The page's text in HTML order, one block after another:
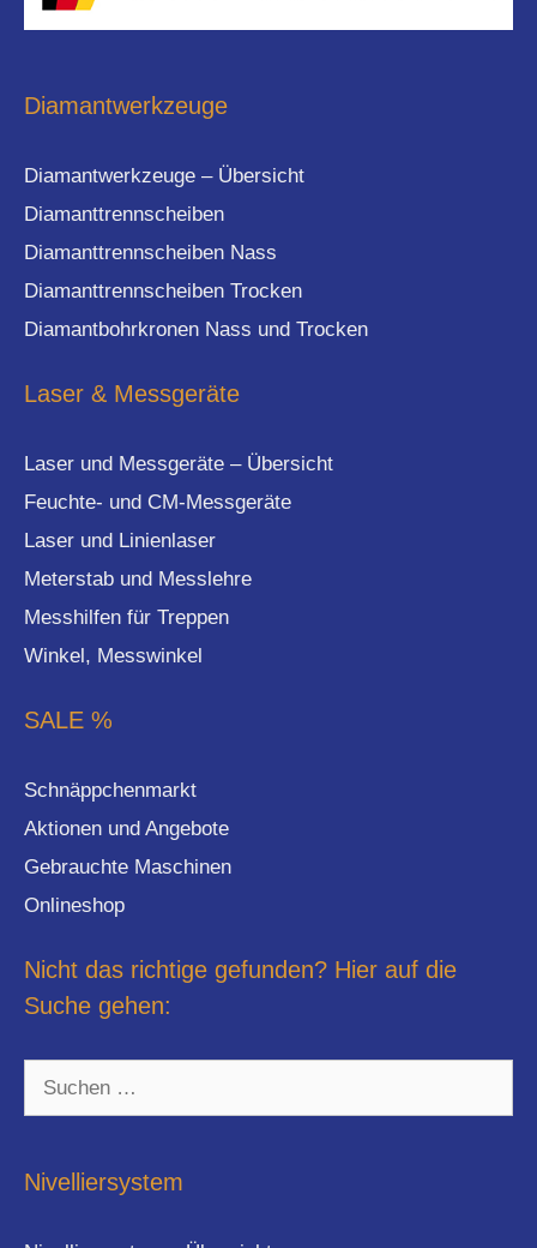
Diamantwerkzeuge
Diamantwerkzeuge – Übersicht
Diamanttrennscheiben
Diamanttrennscheiben Nass
Diamanttrennscheiben Trocken
Diamantbohrkronen Nass und Trocken
Laser & Messgeräte
Laser und Messgeräte – Übersicht
Feuchte- und CM-Messgeräte
Laser und Linienlaser
Meterstab und Messlehre
Messhilfen für Treppen
Winkel, Messwinkel
SALE %
Schnäppchenmarkt
Aktionen und Angebote
Gebrauchte Maschinen
Onlineshop
Nicht das richtige gefunden? Hier auf die
Suche gehen:
Suchen
Nivelliersystem